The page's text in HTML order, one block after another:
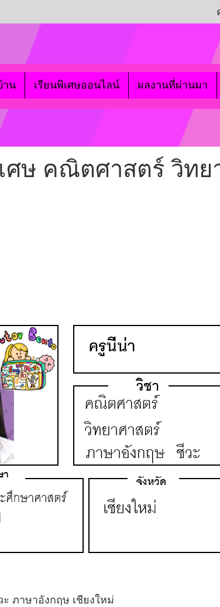
าน เรียนพิเศษออนไลน์ ผลงานที่ผ่านมา
ศษ คณิตศาสตร์ วิทย
ภาษาอังกฤษ เชียงใหม่